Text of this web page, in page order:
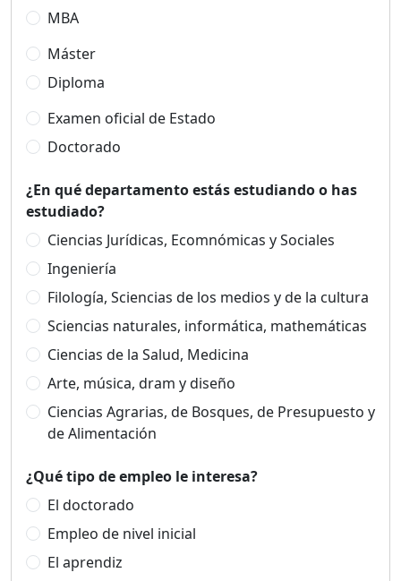
MBA
Máster
Diploma
Examen oficial de Estado
Doctorado
¿En qué departamento estás estudiando o has
estudiado?
Ciencias Jurídicas, Ecomnómicas y Sociales
Ingeniería
Filología, Sciencias de los medios y de la cultura
Sciencias naturales, informática, mathemáticas
Ciencias de la Salud, Medicina
Arte, música, dram y diseño
Ciencias Agrarias, de Bosques, de Presupuesto y
de Alimentación
¿Qué tipo de empleo le interesa?
El doctorado
Empleo de nivel inicial
El aprendiz